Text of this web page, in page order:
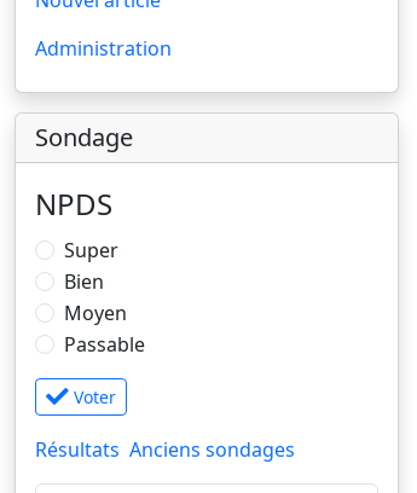
Administration
Sondage
NPDS
Super
Bien
Moyen
Passable
Voter
Résultats Anciens sondages